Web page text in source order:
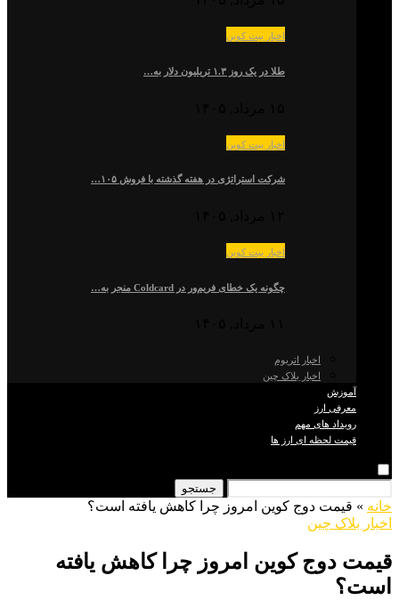
اخبار بیت کوین
طلا در یک روز ۱.۳ تریلیون دلار به…
اخبار بیت کوین
شرکت استراتژی در هفته گذشته با فروش ۱۰۵…
اخبار بیت کوین
چگونه یک خطای فریم‌ور در Coldcard منجر به…
اخبار اتریوم
اخبار بلاک چین
آموزش
معرفی ارز
رویداد های مهم
قیمت لحظه ای ارز ها
جستجو
خانه » قیمت دوج کوین امروز چرا کاهش یافته است؟
اخبار بلاک چین
قیمت دوج کوین امروز چرا کاهش یافته
است؟